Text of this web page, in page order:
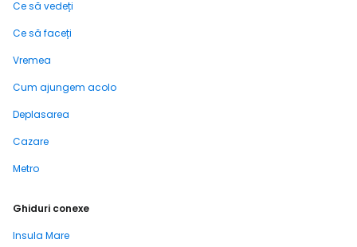
Ce să vedeți
Ce să faceți
Vremea
Cum ajungem acolo
Deplasarea
Cazare
Metro
Ghiduri conexe
Insula Mare